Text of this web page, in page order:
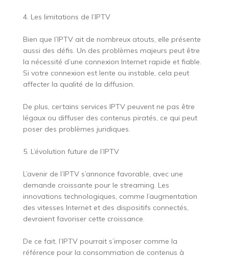
4. Les limitations de l’IPTV
Bien que l’IPTV ait de nombreux atouts, elle présente
aussi des défis. Un des problèmes majeurs peut être
la nécessité d’une connexion Internet rapide et fiable.
Si votre connexion est lente ou instable, cela peut
affecter la qualité de la diffusion.
De plus, certains services IPTV peuvent ne pas être
légaux ou diffuser des contenus piratés, ce qui peut
poser des problèmes juridiques.
5. L’évolution future de l’IPTV
L’avenir de l’IPTV s’annonce favorable, avec une
demande croissante pour le streaming. Les
innovations technologiques, comme l’augmentation
des vitesses Internet et des dispositifs connectés,
devraient favoriser cette croissance.
De ce fait, l’IPTV pourrait s’imposer comme la
référence pour la consommation de contenus à